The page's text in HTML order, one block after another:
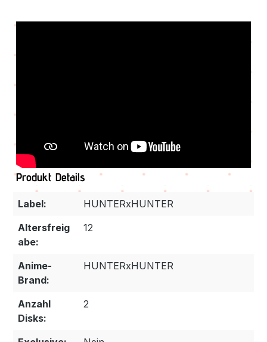
Produkt Details
Label:
HUNTERxHUNTER
Altersfreig
abe:
12
Anime-
Brand:
HUNTERxHUNTER
Anzahl
Disks:
2